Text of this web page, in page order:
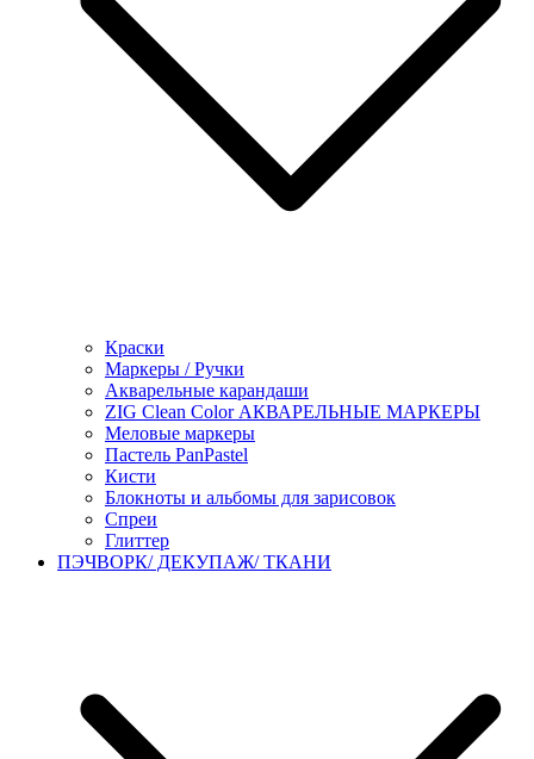
Краски
Маркеры / Ручки
Акварельные карандаши
ZIG Clean Color АКВАРЕЛЬНЫЕ МАРКЕРЫ
Меловые маркеры
Пастель PanPastel
Кисти
Блокноты и альбомы для зарисовок
Спреи
Глиттер
ПЭЧВОРК/ ДЕКУПАЖ/ ТКАНИ